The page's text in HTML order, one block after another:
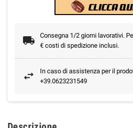
Consegna 1/2 giorni lavorativi.
€ costi di spedizione inclusi.
In caso di assistenza per il
+39.0623231549